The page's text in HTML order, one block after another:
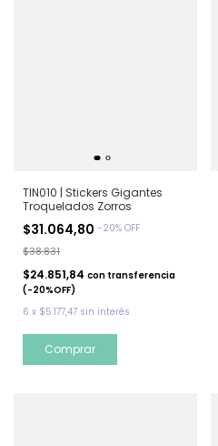
TIN010 | Stickers Gigantes
Troquelados Zorros
$31.064,80 -20% OFF
$38.831
$24.851,84 con transferencia
(-20%OFF)
6 x $5.177,47 sin interés